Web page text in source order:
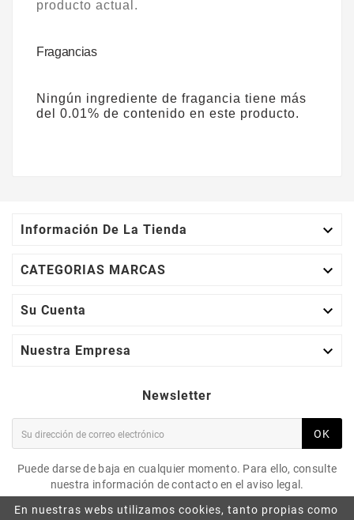
En nuestras webs utilizamos cookies, tanto propias como
producto actual.
Fragancias
Ningún ingrediente de fragancia tiene más
del 0.01% de contenido en este producto.
Información De La Tienda 
CATEGORIAS MARCAS 
Su Cuenta 
Nuestra Empresa 
Newsletter
OK
Puede darse de baja en cualquier momento. Para ello, consulte
nuestra información de contacto en el aviso legal.